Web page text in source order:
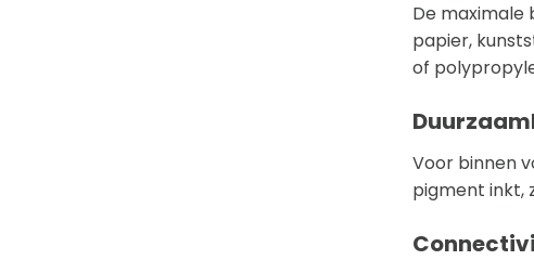
De maximale
papier,
of
Voor binnen
pigment inkt,